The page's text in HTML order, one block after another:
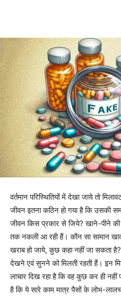
वर्तमान परिस्थितियों में देखा जाये तो
जीवन इतना कठिन हो गया है कि उसकी
जीवन किस प्रकार से जिये? खाने-पीने
तक नकली आ रही हैं। कौन सा सामान
खराब हो जाये, कुछ कहा नहीं जा सकता
देखने एवं सुनने को मिलती रहती हैं। इन
लाचार दिख रहा है कि वह कुछ कर ही नहीं
है कि ये सारे काम मात्र पैसों के लोभ-